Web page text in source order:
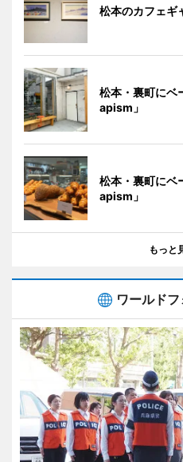
松本のカフェギ
松本・裏町にベ
apism」
松本・裏町にベ
apism」
もっと
ワールド